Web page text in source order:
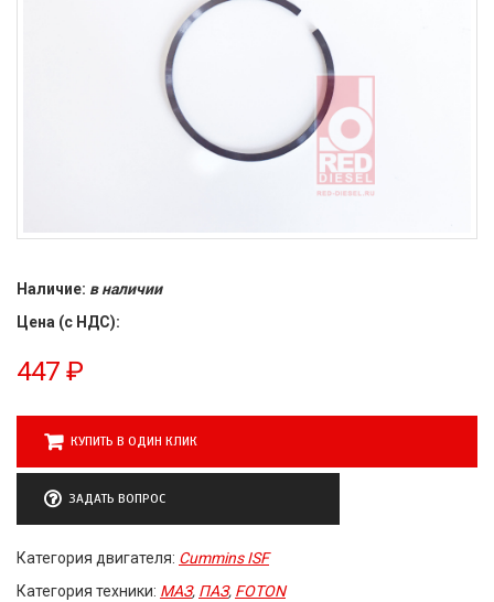
Наличие: в наличии
Цена (с НДС):
447 ₽
КУПИТЬ В ОДИН КЛИК
ЗАДАТЬ ВОПРОС
Категория двигателя: Cummins ISF
Категория техники: МАЗ, ПАЗ, FOTON